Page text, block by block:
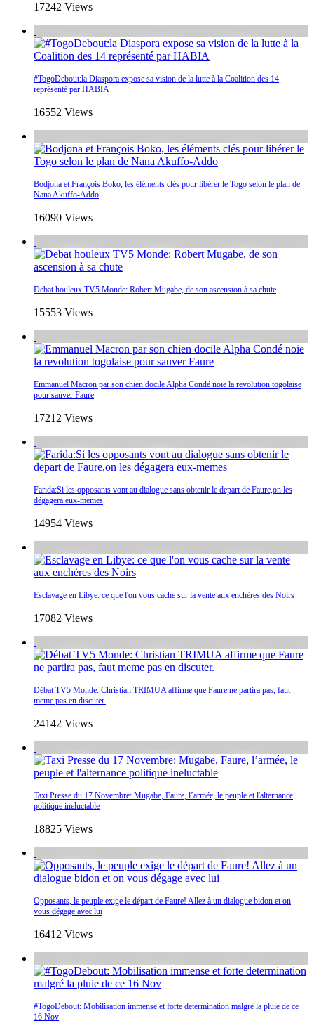
17242 Views
#TogoDebout:la Diaspora expose sa vision de la lutte à la Coalition des 14
représenté par HABIA
16552 Views
Bodjona et François Boko, les éléments clés pour libérer le Togo selon le plan de
Nana Akuffo-Addo
16090 Views
Debat houleux TV5 Monde: Robert Mugabe, de son ascension à sa chute
15553 Views
Emmanuel Macron par son chien docile Alpha Condé noie la revolution togolaise
pour sauver Faure
17212 Views
Farida:Si les opposants vont au dialogue sans obtenir le depart de Faure,on les
dégagera eux-memes
14954 Views
Esclavage en Libye: ce que l'on vous cache sur la vente aux enchères des Noirs
17082 Views
Débat TV5 Monde: Christian TRIMUA affirme que Faure ne partira pas, faut
meme pas en discuter.
24142 Views
Taxi Presse du 17 Novembre: Mugabe, Faure, l’armée, le peuple et l'alternance
politique ineluctable
18825 Views
Opposants, le peuple exige le départ de Faure! Allez à un dialogue bidon et on
vous dégage avec lui
16412 Views
#TogoDebout: Mobilisation immense et forte determination malgré la pluie de ce
16 Nov